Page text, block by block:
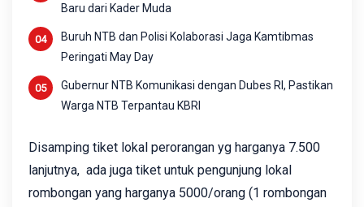
Baru dari Kader Muda
Buruh NTB dan Polisi Kolaborasi Jaga Kamtibmas
Peringati May Day
Gubernur NTB Komunikasi dengan Dubes RI, Pastikan
Warga NTB Terpantau KBRI
Disamping tiket lokal perorangan yg harganya 7.500
lanjutnya, ada juga tiket untuk pengunjung lokal
rombongan yang harganya 5000/orang (1 rombongan